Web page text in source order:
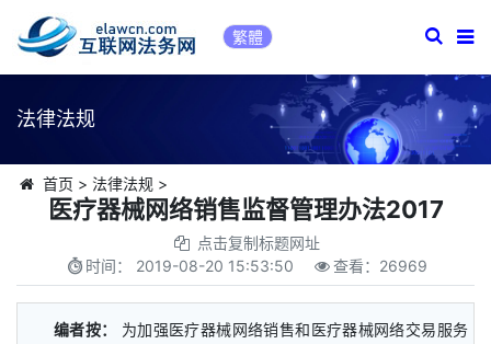
繁體
法律法规
首页 > 法律法规 >
医疗器械网络销售监督管理办法2017
点击复制标题网址
时间： 2019-08-20 15:53:50 查看： 26969
编者按：
为加强医疗器械网络销售和医疗器械网络交易服务